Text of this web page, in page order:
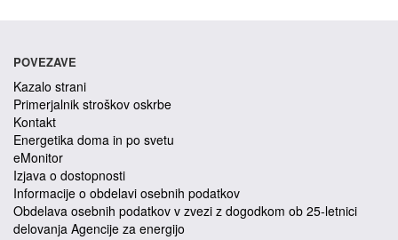
POVEZAVE
Kazalo strani
Primerjalnik stroškov oskrbe
Kontakt
Energetika doma in po svetu
eMonitor
Izjava o dostopnosti
Informacije o obdelavi osebnih podatkov
Obdelava osebnih podatkov v zvezi z dogodkom ob 25-letnici
delovanja Agencije za energijo